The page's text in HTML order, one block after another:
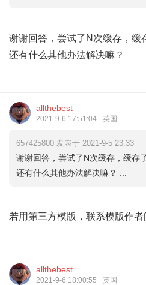
谢谢回答，尝试了N次缓存，缓
还有什么其他办法解决嘛？
allthebest
2021-9-6 17:51:04 英国
657425800 发表于 2021-9-5 23:33
谢谢回答，尝试了N次缓存，缓存
还有什么其他办法解决嘛？ ...
若用第三方模版，联系模版作者
allthebest
2021-9-6 18:00:55 英国